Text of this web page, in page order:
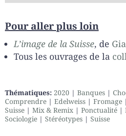
Pour aller plus loin
L’image de la Suisse, de
Tous les ouvrages de la
Thématiques: 2020 | Banques |
Comprendre | Edelweiss | Fromage |
Suisse | Mix & Remix | Ponctualité |
Sociologie | Stéréotypes | Suisse